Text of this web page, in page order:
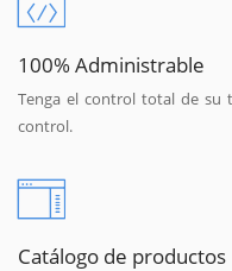
100% Administrable
Tenga el control total de su
control.
Catálogo de productos